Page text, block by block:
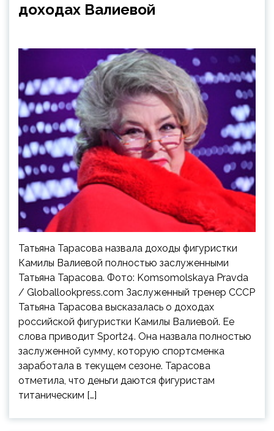
доходах Валиевой
Татьяна Тарасова назвала доходы фигуристки
Камилы Валиевой полностью заслуженными
Татьяна Тарасова. Фото: Komsomolskaya Pravda
/ Globallookpress.com Заслуженный тренер СССР
Татьяна Тарасова высказалась о доходах
российской фигуристки Камилы Валиевой. Ее
слова приводит Sport24. Она назвала полностью
заслуженной сумму, которую спортсменка
заработала в текущем сезоне. Тарасова
отметила, что деньги даются фигуристам
титаническим […]